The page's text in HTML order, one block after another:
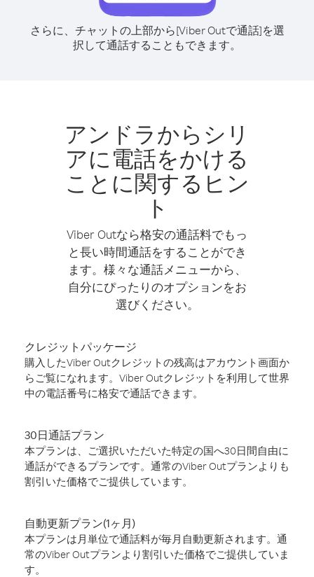
さらに、チャットの上部から[Viber Outで通話]を選
択して通話することもできます。
アンドラからシリ
アに電話をかける
ことに関するヒン
ト
Viber Outなら格安の通話料でもっ
と長い時間通話をすることができ
ます。様々な通話メニューから、
自分にぴったりのオプションをお
選びください。
クレジットパッケージ
購入したViber Outクレジットの残高はアカウント画面か
らご覧になれます。Viber Outクレジットを利用して世界
中の電話番号に格安で通話できます。
30日通話プラン
本プランは、ご選択いただいた特定の国へ30日間自由に
通話ができるプランです。通常のViber Outプランよりも
割引いた価格でご提供しています。
自動更新プラン(1ヶ月)
本プランは月単位で通話料が毎月自動更新されます。通
常のViber Outプランより割引いた価格でご提供していま
す。